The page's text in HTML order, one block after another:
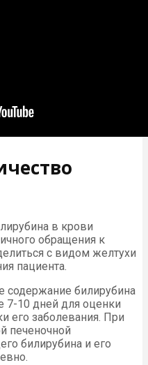
в крови
обращения к
с видом желтухи
пациента.
содержание билирубина
7-10 дней для оценки
его заболевания. При
печеночной
билирубина и его